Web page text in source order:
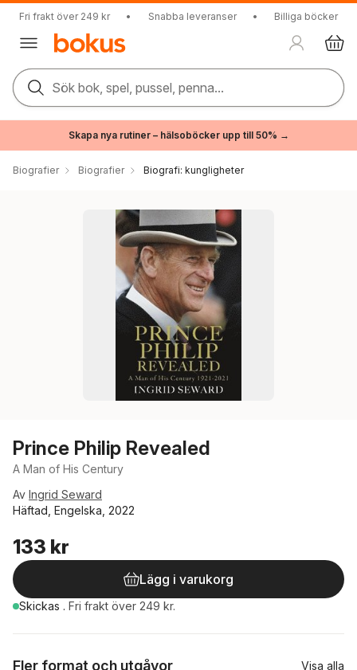
Fri frakt över 249 kr • Snabba leveranser • Billiga böcker
Sök bok, spel, pussel, penna...
Skapa nya rutiner – hälsoböcker upp till 50% →
Biografier Biografier Biografi: kungligheter
Prince Philip Revealed
A Man of His Century
Av Ingrid Seward
Häftad, Engelska, 2022
133 kr
Lägg i varukorg
Skickas . Fri frakt över 249 kr.
Fler format och utgåvor Visa alla